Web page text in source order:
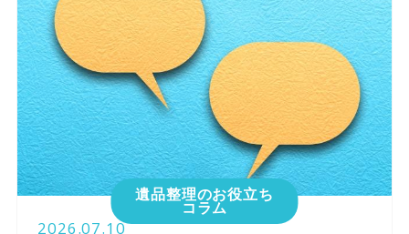
遺品整理のお役立ち
コラム
2026.07.10